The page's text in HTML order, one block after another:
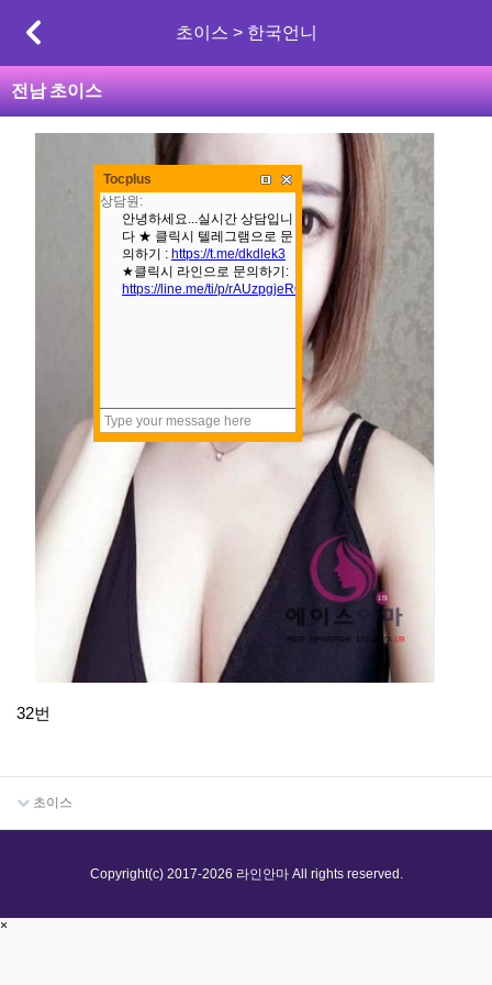
초이스 > 한국언니
전남초이스
32번
초이스
Copyright(c) 2017-2026 라인안마 All rights reserved.
×
Tocplus